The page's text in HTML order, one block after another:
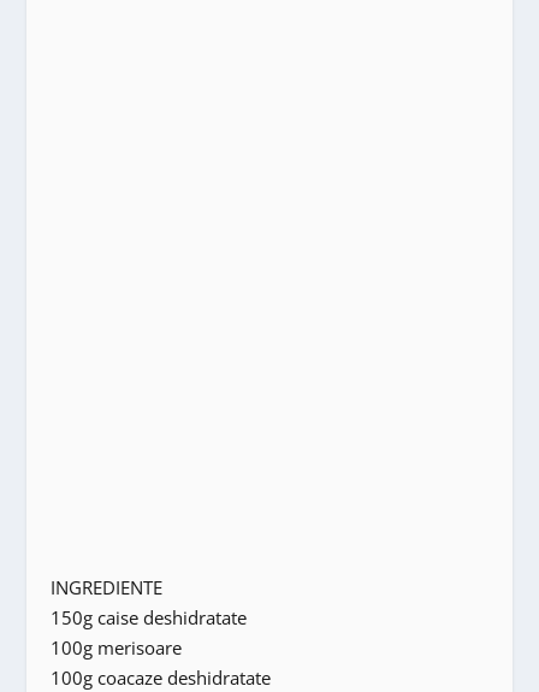
INGREDIENTE
150g caise deshidratate
100g merisoare
100g coacaze deshidratate